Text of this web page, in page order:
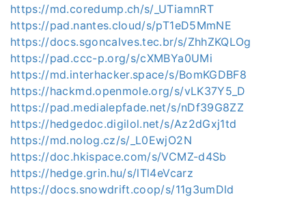
https://md.coredump.ch/s/_UTiamnRT
https://pad.nantes.cloud/s/pT1eD5MmNE
https://docs.sgoncalves.tec.br/s/ZhhZKQLOg
https://pad.ccc-p.org/s/cXMBYa0UMi
https://md.interhacker.space/s/BomKGDBF8
https://hackmd.openmole.org/s/vLK37Y5_D
https://pad.medialepfade.net/s/nDf39G8ZZ
https://hedgedoc.digilol.net/s/Az2dGxj1td
https://md.nolog.cz/s/_L0EwjO2N
https://doc.hkispace.com/s/VCMZ-d4Sb
https://hedge.grin.hu/s/lTl4eVcarz
https://docs.snowdrift.coop/s/11g3umDld